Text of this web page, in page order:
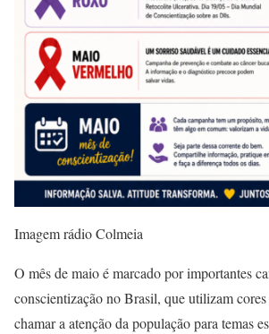
Imagem rádio Colmeia
O mês de maio é marcado por importantes
conscientização no Brasil, que utilizam
chamar a atenção da população para temas